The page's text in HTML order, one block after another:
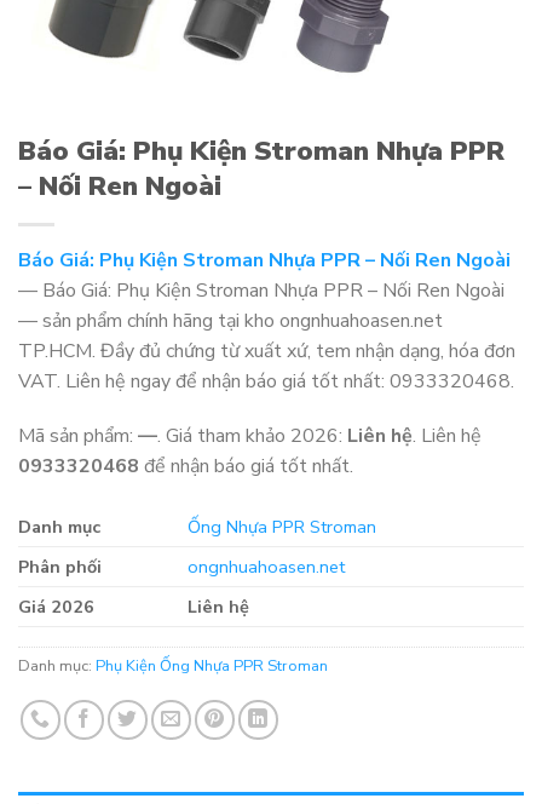
Báo Giá: Phụ Kiện Stroman Nhựa PPR
– Nối Ren Ngoài
Báo Giá: Phụ Kiện Stroman Nhựa PPR – Nối Ren Ngoài
— Báo Giá: Phụ Kiện Stroman Nhựa PPR – Nối Ren Ngoài
— sản phẩm chính hãng tại kho ongnhuahoasen.net
TP.HCM. Đầy đủ chứng từ xuất xứ, tem nhận dạng, hóa đơn
VAT. Liên hệ ngay để nhận báo giá tốt nhất: 0933320468.
Mã sản phẩm: —. Giá tham khảo 2026: Liên hệ. Liên hệ
0933320468 để nhận báo giá tốt nhất.
Danh mục
Ống Nhựa PPR Stroman
Phân phối
ongnhuahoasen.net
Giá 2026
Liên hệ
Danh mục: Phụ Kiện Ống Nhựa PPR Stroman